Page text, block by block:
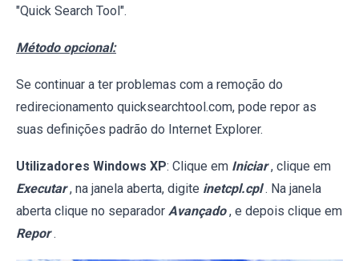
"Quick Search Tool".
Método opcional:
Se continuar a ter problemas com a remoção do
redirecionamento quicksearchtool.com, pode repor as
suas definições padrão do Internet Explorer.
Utilizadores Windows XP: Clique em Iniciar , clique em
Executar , na janela aberta, digite inetcpl.cpl . Na janela
aberta clique no separador Avançado , e depois clique em
Repor .